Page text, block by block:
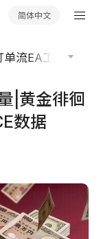
简体中文
单流EA工具库
|黄金徘徊
数据